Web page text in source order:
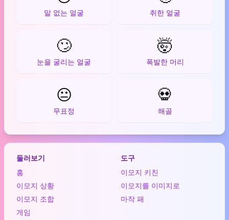
말 없는 얼굴 취한 얼굴
🙄
눈을 굴리는 얼굴
🤯
폭발한 머리
😐
무표정
💀
해골
둘러보기
홈
이모지 상황
이모지 조합
게임
도구
이모지 키친
이모지를 이미지로
마작 패